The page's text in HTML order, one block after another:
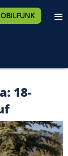
18-